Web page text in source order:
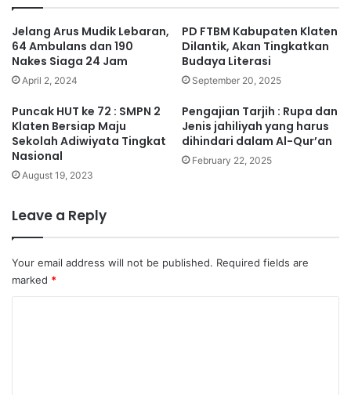
Jelang Arus Mudik Lebaran,
64 Ambulans dan 190
Nakes Siaga 24 Jam
April 2, 2024
PD FTBM Kabupaten Klaten
Dilantik, Akan Tingkatkan
Budaya Literasi
September 20, 2025
Puncak HUT ke 72 : SMPN 2
Klaten Bersiap Maju
Sekolah Adiwiyata Tingkat
Nasional
August 19, 2023
Pengajian Tarjih : Rupa dan
Jenis jahiliyah yang harus
dihindari dalam Al-Qur’an
February 22, 2025
Leave a Reply
Your email address will not be published. Required fields are
marked *